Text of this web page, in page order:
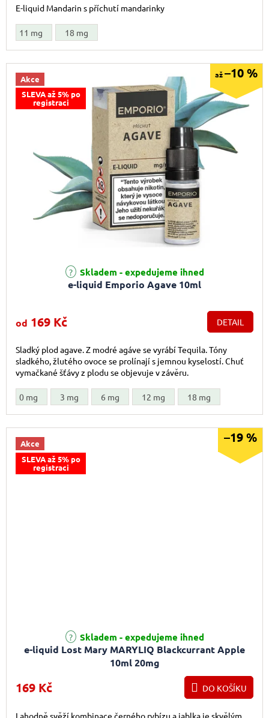
E-liquid Mandarin s příchutí mandarinky
11 mg 18 mg
Akce
SLEVA až 5% po
registraci
až–10 %
e-liquid Emporio Agave 10ml
Průměrné hodnocení produktu je 5,0 z 5 hvězdiček.
Skladem - expedujeme ihned
od 169 Kč DETAIL
Sladký plod agave. Z modré agáve se vyrábí Tequila. Tóny
sladkého, žlutého ovoce se prolínají s jemnou kyselostí. Chuť
vymačkané šťávy z plodu se objevuje v závěru.
0 mg 3 mg 6 mg 12 mg 18 mg
Akce
SLEVA až 5% po
registraci
–19 %
e-liquid Lost Mary MARYLIQ Blackcurrant Apple
10ml 20mg
Skladem - expedujeme ihned
169 Kč DO KOŠÍKU
Lahodně svěží kombinace černého rybízu a jablka je skvělým